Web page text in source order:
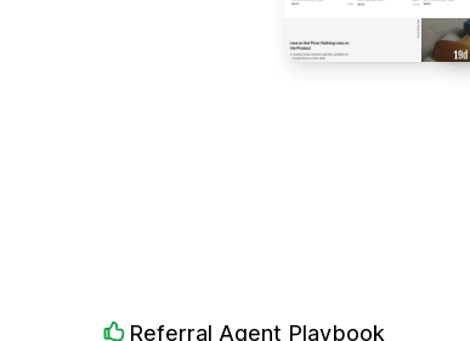
Referral Agent Playbook